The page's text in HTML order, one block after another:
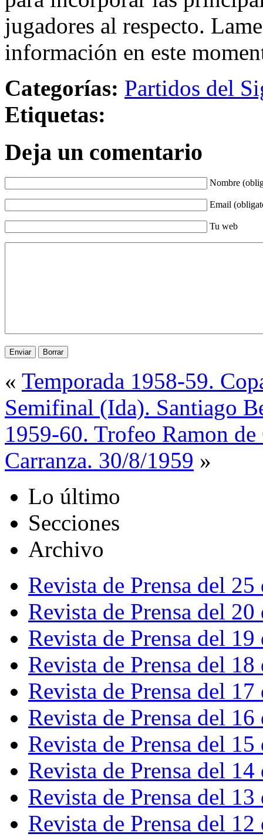
jugadores al respecto.
información en este
Categorías: Partidos del
Etiquetas:
Deja un comentario
Nombre
Email
Tu web
« Temporada 1958-59.
Semifinal (Ida). Santiago
1959-60. Trofeo Ramon
Carranza. 30/8/1959 »
Lo último
Secciones
Archivo
Revista de Prensa del
Revista de Prensa del
Revista de Prensa del
Revista de Prensa del
Revista de Prensa del
Revista de Prensa del
Revista de Prensa del
Revista de Prensa del
Revista de Prensa del
Revista de Prensa del